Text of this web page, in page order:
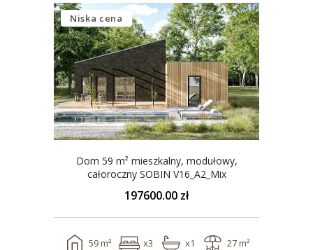
Niska cena
Dom 59 m² mieszkalny, modułowy,
całoroczny SOBIN V16_A2_Mix
197600.00 zł
59 m² x3 x1 27 m²